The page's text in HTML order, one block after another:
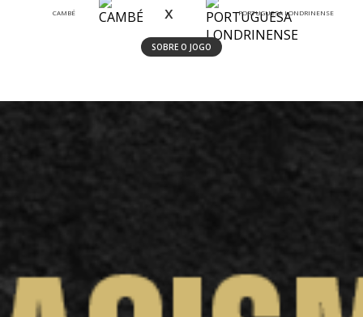
CAMBÉ x PORTUGUESA LONDRINENSE
SOBRE O JOGO